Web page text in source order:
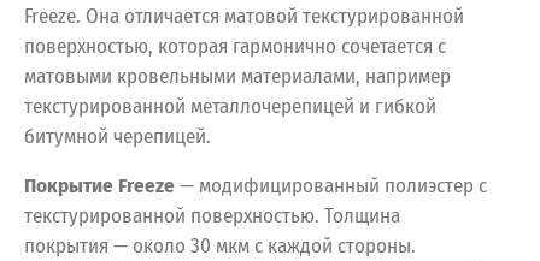
Freeze. Она отличается матовой текстурированной
поверхностью, которая гармонично сочетается с
матовыми кровельными материалами, например
текстурированной металлочерепицей и гибкой
битумной черепицей.
Покрытие Freeze— модифицированный полиэстер с
текстурированной поверхностью. Толщина
покрытия — около 30 мкм с каждой стороны.